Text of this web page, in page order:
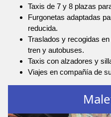
Taxis de 7 y 8 plazas
Furgonetas adaptadas
reducida.
Traslados y recogidas
tren y autobuses.
Taxis con alzadores y
Viajes en compañía de